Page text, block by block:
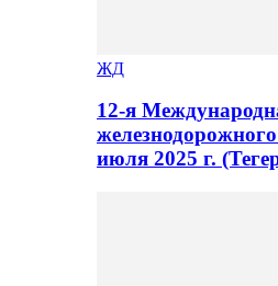
ЖД
12-я
июля 2025 г.